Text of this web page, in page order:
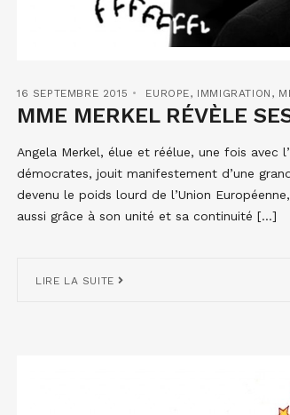
16 SEPTEMBRE 2015 EUROPE, IMMIGRATION ,
MME MERKEL RÉVÈLE
Angela Merkel, élue et réélue, une fois avec
démocrates, jouit manifestement d’une
devenu le poids lourd de l’Union
aussi grâce à son unité et sa continuité […]
LIRE LA SUITE